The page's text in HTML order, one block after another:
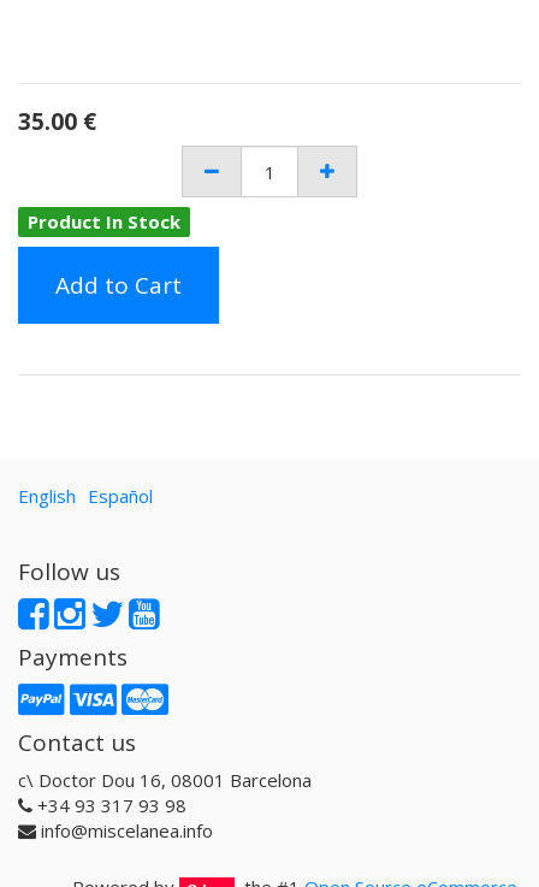
35.00 €
Product In Stock
Add to Cart
English Español
Follow us
Payments
Contact us
c\ Doctor Dou 16, 08001 Barcelona
+34 93 317 93 98
info@miscelanea.info